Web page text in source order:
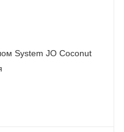
System JO Coconut